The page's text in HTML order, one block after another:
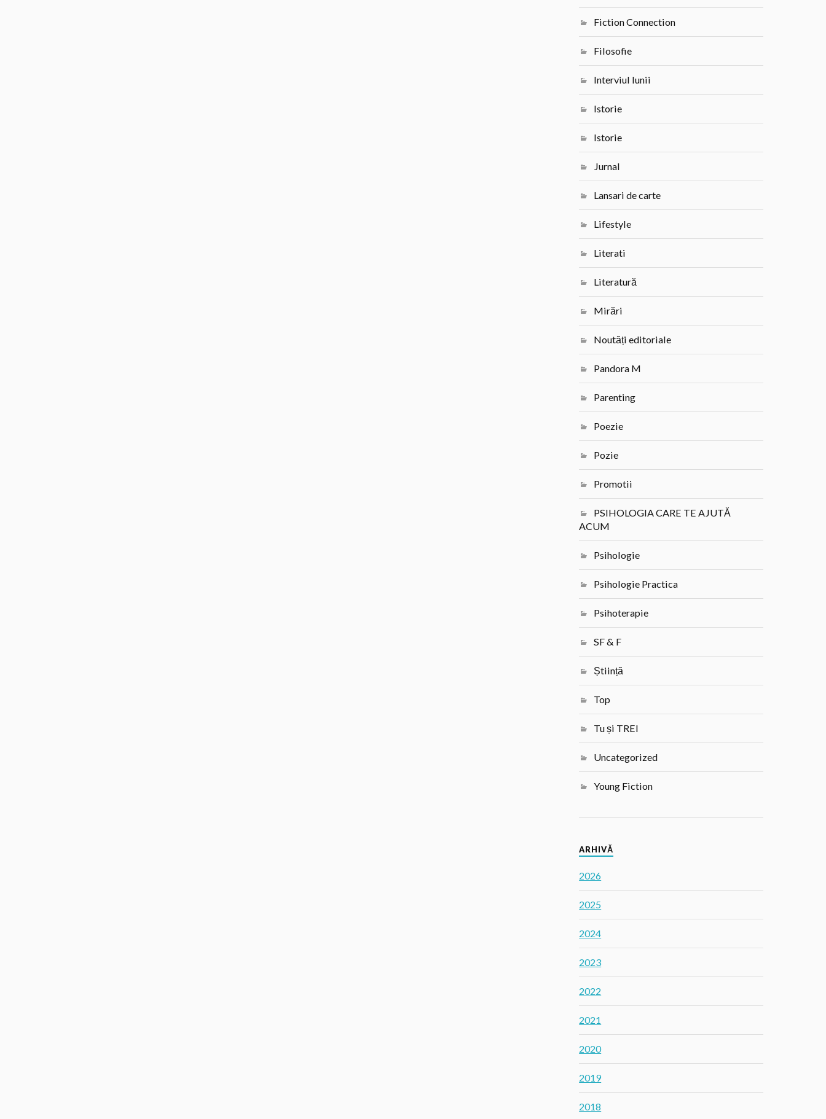
Fiction Connection
Filosofie
Interviul lunii
Istorie
Istorie
Jurnal
Lansari de carte
Lifestyle
Literati
Literatură
Mirări
Noutăți editoriale
Pandora M
Parenting
Poezie
Pozie
Promotii
PSIHOLOGIA CARE TE AJUTĂ
ACUM
Psihologie
Psihologie Practica
Psihoterapie
SF & F
Știință
Top
Tu și TREI
Uncategorized
Young Fiction
ARHIVĂ
2026
2025
2024
2023
2022
2021
2020
2019
2018